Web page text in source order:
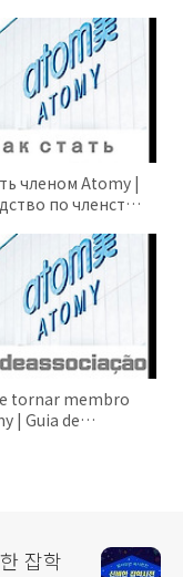
членом Atomy |
по членству
ID спонсора
Kazakhstan
Uzbekistan
tornar membro
| Guia de
잡학